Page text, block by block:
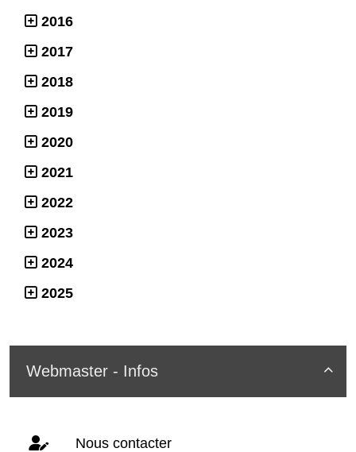
2016
2017
2018
2019
2020
2021
2022
2023
2024
2025

Webmaster - Infos
Nous contacter